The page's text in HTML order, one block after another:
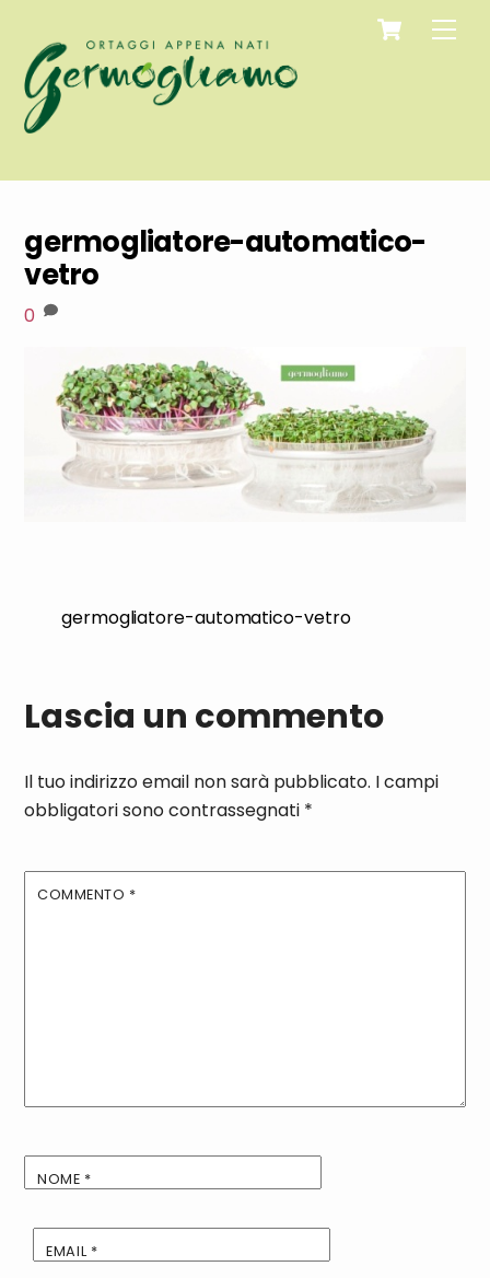
content
Cart
germogliatore-automatico-
vetro
0
germogliatore-automatico-vetro
Lascia un commento
Il tuo indirizzo email non sarà pubblicato. I campi
obbligatori sono contrassegnati *
COMMENTO *
NOME *
EMAIL *